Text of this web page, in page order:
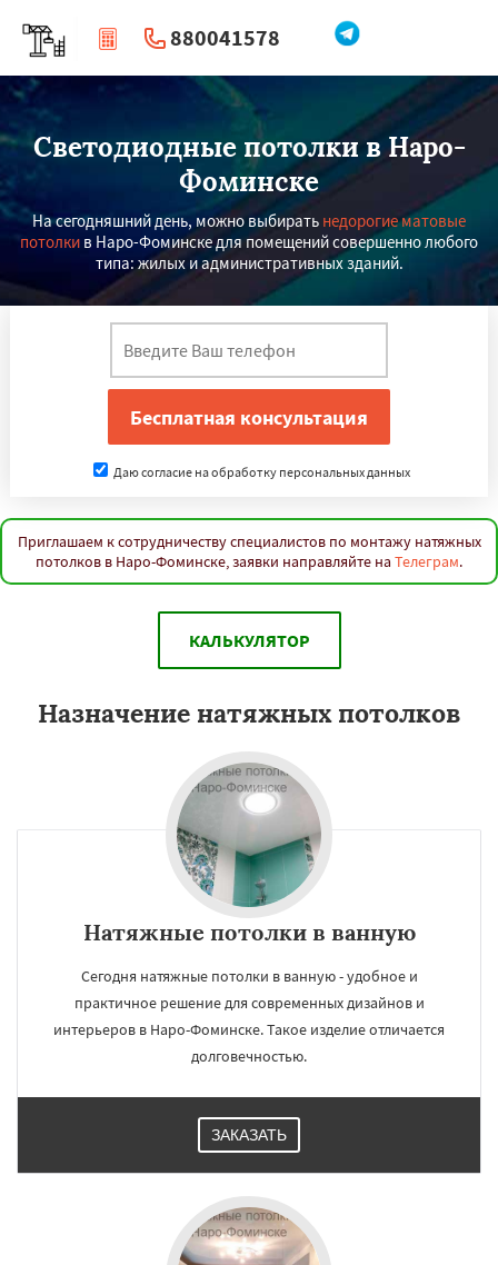
880041578
| Перезвоните мне
Светодиодные потолки в Наро-
Фоминске
На сегодняшний день, можно выбирать недорогие матовые
потолки в Наро-Фоминске для помещений совершенно любого
типа: жилых и административных зданий.
Даю согласие на обработку персональных данных
Приглашаем к сотрудничеству специалистов по монтажу натяжных
потолков в Наро-Фоминске, заявки направляйте на Телеграм.
КАЛЬКУЛЯТОР
Назначение натяжных потолков
Натяжные потолки в ванную
Сегодня натяжные потолки в ванную - удобное и
практичное решение для современных дизайнов и
интерьеров в Наро-Фоминске. Такое изделие отличается
долговечностью.
ЗАКАЗАТЬ